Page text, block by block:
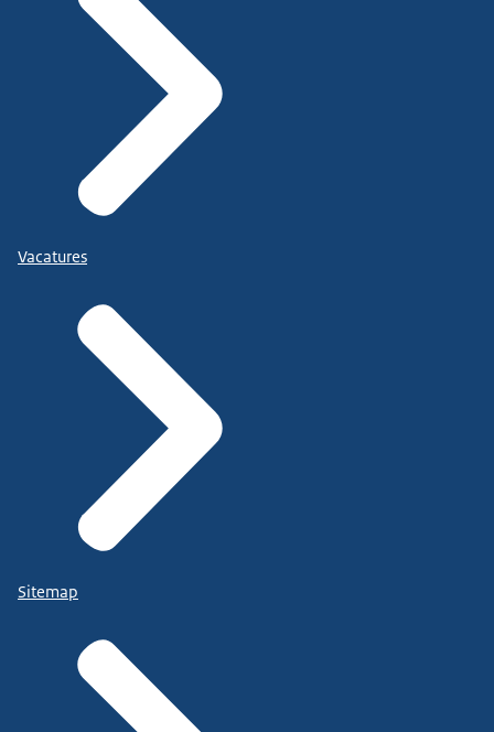
Vacatures
Sitemap